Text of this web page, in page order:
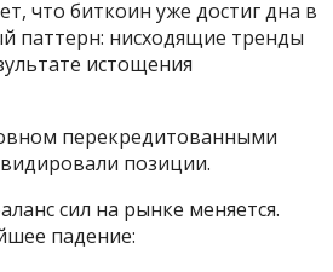
что биткоин уже достиг дна в
паттерн: нисходящие тренды
истощения
перекредитованными
позиции.
сил на рынке меняется.
падение: